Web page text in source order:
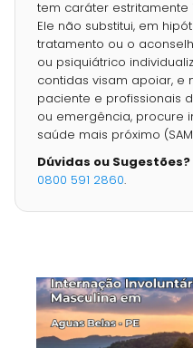
tem caráter
Ele não substitui, em
tratamento ou o
ou psiquiátrico
contidas visam apoiar, e
paciente e profissionais
ou emergência, procure
saúde mais próximo
Dúvidas ou Sugestões?
0800 591 2860.